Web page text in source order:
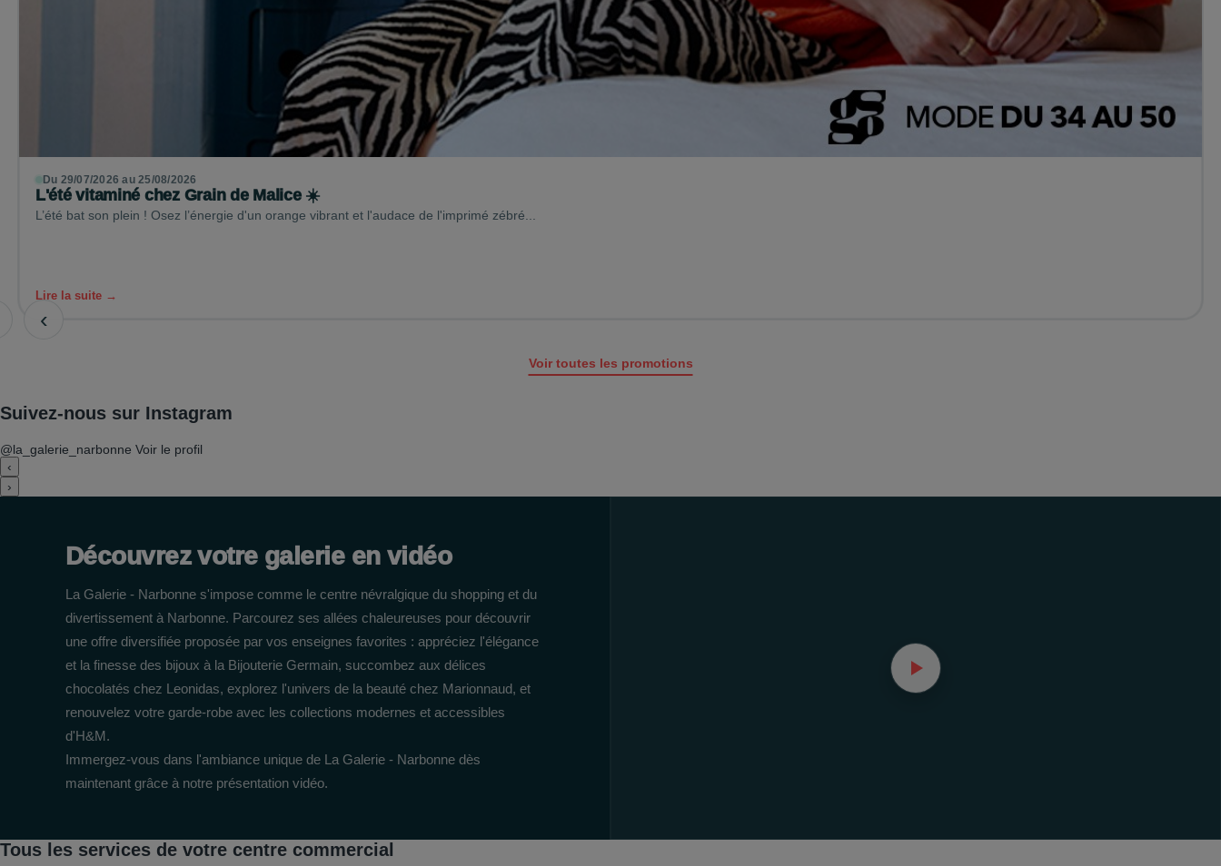
Du 29/07/2026 au 25/08/2026
L'été vitaminé chez Grain de Malice ☀️
L’été bat son plein ! Osez l’énergie d'un orange vibrant et l'audace de l'imprimé zébré...
Lire la suite →
‹
Voir toutes les promotions
Suivez-nous sur Instagram
@la_galerie_narbonne Voir le profil
‹
›
Découvrez votre galerie en vidéo
La Galerie - Narbonne s'impose comme le centre névralgique du shopping et du
divertissement à Narbonne. Parcourez ses allées chaleureuses pour découvrir
une offre diversifiée proposée par vos enseignes favorites : appréciez l'élégance
et la finesse des bijoux à la Bijouterie Germain, succombez aux délices
chocolatés chez Leonidas, explorez l'univers de la beauté chez Marionnaud, et
renouvelez votre garde-robe avec les collections modernes et accessibles
d'H&M.
Immergez-vous dans l'ambiance unique de La Galerie - Narbonne dès
maintenant grâce à notre présentation vidéo.
Tous les services de votre centre commercial